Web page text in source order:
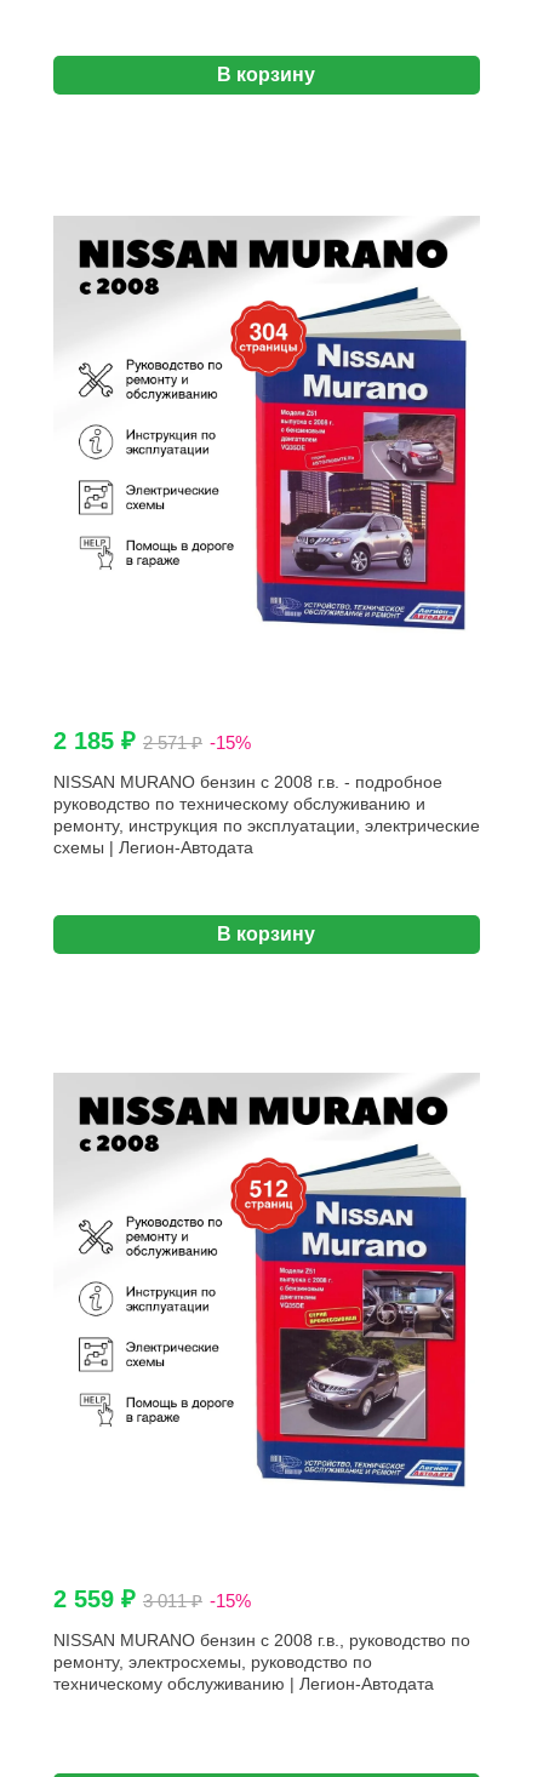
В корзину
2 185 ₽ 2 571 ₽ -15%
NISSAN MURANO бензин с 2008 г.в. - подробное
руководство по техническому обслуживанию и
ремонту, инструкция по эксплуатации, электрические
схемы | Легион-Aвтодата
В корзину
2 559 ₽ 3 011 ₽ -15%
NISSAN MURANO бензин с 2008 г.в., руководство по
ремонту, электросхемы, руководство по
техническому обслуживанию | Легион-Aвтодата